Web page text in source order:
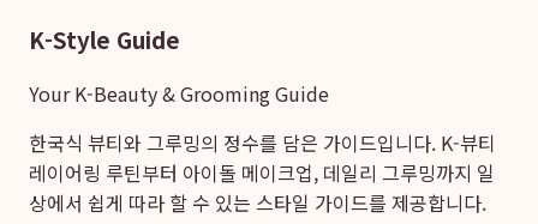
K-Style Guide
Your K-Beauty & Grooming Guide
한국식 뷰티와 그루밍의 정수를 담은 가이드입니다. K-뷰티
레이어링 루틴부터 아이돌 메이크업, 데일리 그루밍까지 일
상에서 쉽게 따라 할 수 있는 스타일 가이드를 제공합니다.